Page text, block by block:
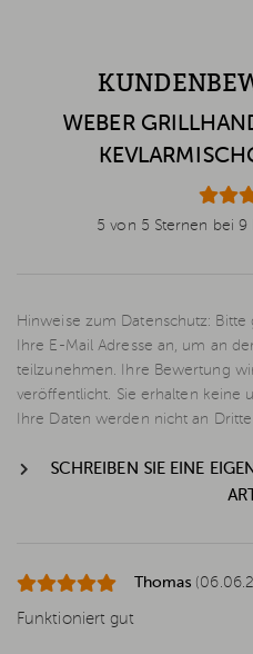
WEBER
5 von 5 Sternen bei
Hinweise zum Datenschutz:
Ihre E-Mail Adresse an, um an
teilzunehmen. Ihre Bewertung
veröffentlicht. Sie erhalten keine
Ihre Daten werden nicht an
SCHREIBEN SIE EINE
Thomas
Funktioniert gut